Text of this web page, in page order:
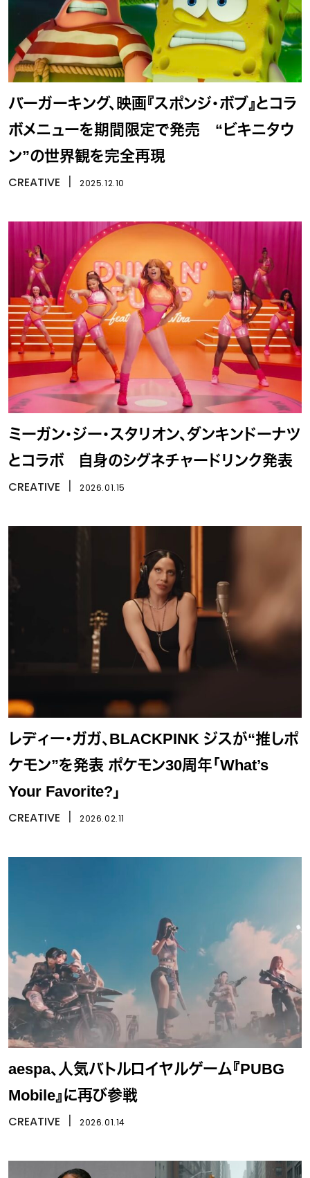
バーガーキング、映画『スポンジ・ボブ』とコラ
ボメニューを期間限定で発売 “ビキニタウ
ン”の世界観を完全再現
CREATIVE 2025.12.10
ミーガン・ジー・スタリオン、ダンキンドーナツ
とコラボ 自身のシグネチャードリンク発表
CREATIVE 2026.01.15
レディー・ガガ、BLACKPINK ジスが“推しポ
ケモン”を発表 ポケモン30周年「What’s
Your Favorite?」
CREATIVE 2026.02.11
aespa、人気バトルロイヤルゲーム『PUBG
Mobile』に再び参戦
CREATIVE 2026.01.14